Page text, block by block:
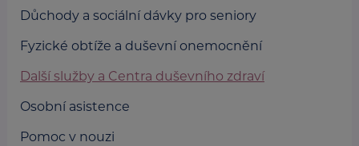
Důchody a sociální dávky pro seniory
Fyzické obtíže a duševní onemocnění
Další služby a Centra duševního zdraví
Osobní asistence
Pomoc v nouzi